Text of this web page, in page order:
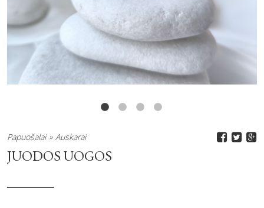
Papuošalai Auskarai
JUODOS UOGOS